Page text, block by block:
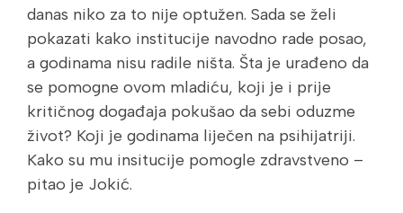
danas niko za to nije optužen. Sada se želi
pokazati kako institucije navodno rade posao,
a godinama nisu radile ništa. Šta je urađeno da
se pomogne ovom mladiću, koji je i prije
kritičnog događaja pokušao da sebi oduzme
život? Koji je godinama liječen na psihijatriji.
Kako su mu insitucije pomogle zdravstveno –
pitao je Jokić.